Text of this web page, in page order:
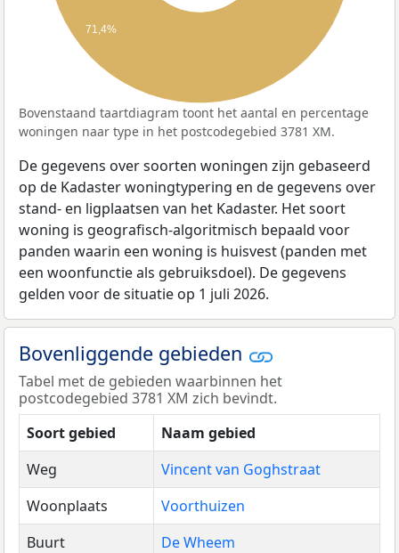
71,4%
Bovenstaand taartdiagram toont het aantal en percentage
woningen naar type in het postcodegebied 3781 XM.
De gegevens over soorten woningen zijn gebaseerd
op de Kadaster woningtypering en de gegevens over
stand- en ligplaatsen van het Kadaster. Het soort
woning is geografisch-algoritmisch bepaald voor
panden waarin een woning is huisvest (panden met
een woonfunctie als gebruiksdoel). De gegevens
gelden voor de situatie op 1 juli 2026.
Bovenliggende gebieden
Tabel met de gebieden waarbinnen het
postcodegebied 3781 XM zich bevindt.
Soort gebied
Naam gebied
Weg
Vincent van Goghstraat
Woonplaats
Voorthuizen
Buurt
De Wheem